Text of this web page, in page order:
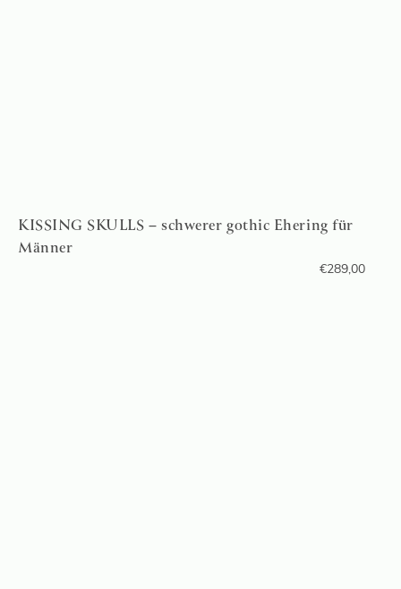
KISSING SKULLS – schwerer gothic Ehering für
Männer
€289,00